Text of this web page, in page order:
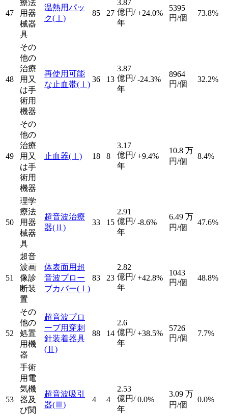
47
療法
用器
械器
具
温熱用パッ
ク(Ⅰ)
85 27
3.87
億円/
年
+24.0%
5395
円/個
73.8%
48
その
他の
治療
用又
は手
術用
機器
再使用可能
な止血帯(Ⅰ)
36 13
3.87
億円/
年
-24.3%
8964
円/個
32.2%
49
その
他の
治療
用又
は手
術用
機器
止血器(Ⅰ) 18 8
3.17
億円/
年
+9.4%
10.8 万
円/個
8.4%
50
理学
療法
用器
械器
具
超音波治療
器(Ⅱ)
33 15
2.91
億円/
年
-8.6%
6.49 万
円/個
47.6%
51
超音
波画
像診
断装
置
体表面用超
音波プロー
ブカバー(Ⅰ)
83 23
2.82
億円/
年
+42.8%
1043
円/個
48.8%
52
その
他の
処置
用機
器
超音波プロ
ーブ用穿刺
針装着器具
(Ⅱ)
88 14
2.6
億円/
年
+38.5%
5726
円/個
7.7%
53
手術
用電
気機
器及
び関
超音波吸引
器(Ⅲ)
4 4
2.53
億円/
年
0.0%
3.09 万
円/個
0.0%